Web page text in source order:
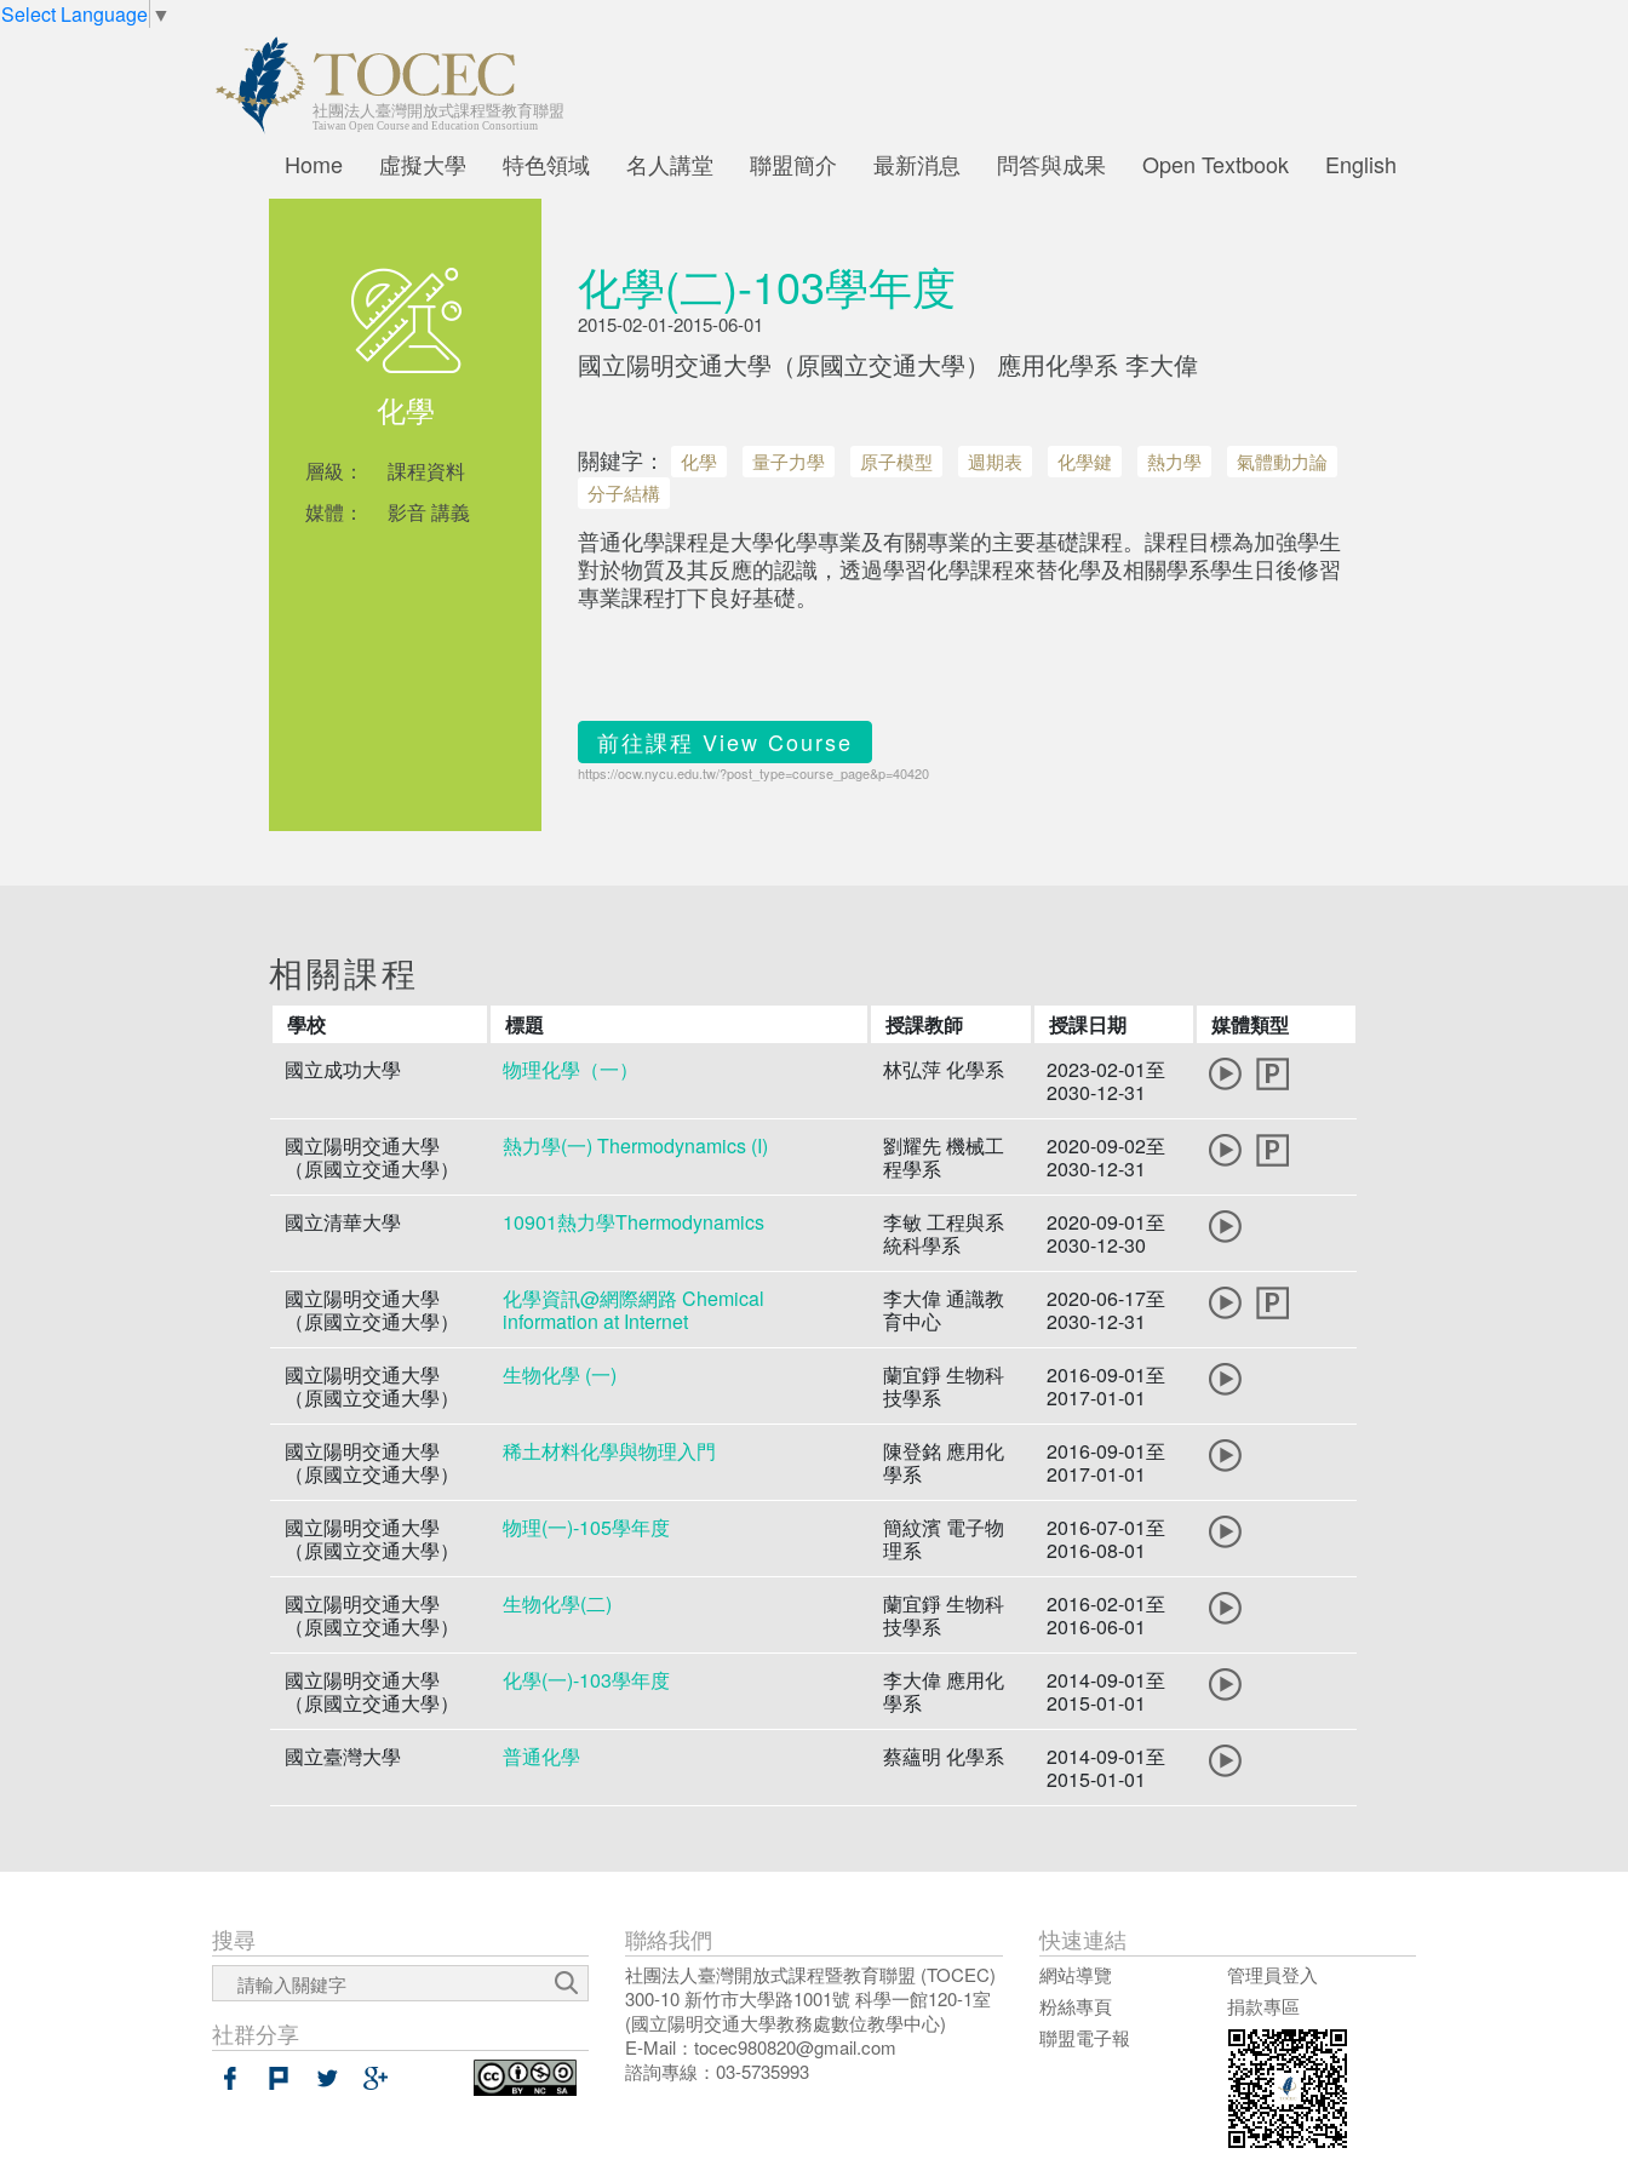
Select Language ▼
Home 虛擬大學 特色領域 名人講堂 聯盟簡介 最新消息 問答與成果 Open Textbook English
化學
層級：
課程資料
媒體：
影音 講義
化學(二)-103學年度
2015-02-01-2015-06-01
國立陽明交通大學（原國立交通大學） 應用化學系 李大偉
關鍵字： 化學 量子力學 原子模型 週期表 化學鍵 熱力學
氣體動力論
分子結構
普通化學課程是大學化學專業及有關專業的主要基礎課程。課程目標為加強學生
對於物質及其反應的認識，透過學習化學課程來替化學及相關學系學生日後修習
專業課程打下良好基礎。
前往課程 View Course
https://ocw.nycu.edu.tw/?post_type=course_page&p=40420
相關課程
學校 標題 授課教師 授課日期
媒體類型
國立成功大學
物理化學（一） 林弘萍 化學系
2023-02-01至
2030-12-31
國立陽明交通大學
（原國立交通大學）
熱力學(一) Thermodynamics (I)
劉耀先 機械工
程學系
2020-09-02至
2030-12-31
國立清華大學
10901熱力學Thermodynamics
李敏 工程與系
統科學系
2020-09-01至
2030-12-30
國立陽明交通大學
（原國立交通大學）
化學資訊@網際網路 Chemical
information at Internet
李大偉 通識教
育中心
2020-06-17至
2030-12-31
國立陽明交通大學
（原國立交通大學）
生物化學 (一)
蘭宜錚 生物科
技學系
2016-09-01至
2017-01-01
國立陽明交通大學
（原國立交通大學）
稀土材料化學與物理入門
陳登銘 應用化
學系
2016-09-01至
2017-01-01
國立陽明交通大學
（原國立交通大學）
物理(一)-105學年度
簡紋濱 電子物
理系
2016-07-01至
2016-08-01
國立陽明交通大學
（原國立交通大學）
生物化學(二)
蘭宜錚 生物科
技學系
2016-02-01至
2016-06-01
國立陽明交通大學
（原國立交通大學）
化學(一)-103學年度
李大偉 應用化
學系
2014-09-01至
2015-01-01
國立臺灣大學
普通化學 蔡蘊明 化學系
2014-09-01至
2015-01-01
搜尋
社群分享
聯絡我們
社團法人臺灣開放式課程暨教育聯盟 (TOCEC)
300-10 新竹市大學路1001號 科學一館120-1室
(國立陽明交通大學教務處數位教學中心)
E-Mail：tocec980820@gmail.com
諮詢專線：03-5735993
快速連結
網站導覽
管理員登入
粉絲專頁
捐款專區
聯盟電子報